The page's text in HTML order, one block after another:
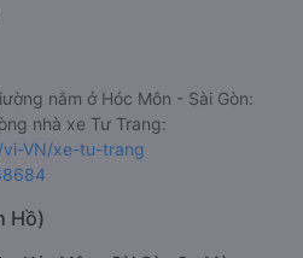
nằm ở Hóc Môn - Sài Gòn:
nhà xe Tư Trang:
VN/xe-tu-trang
Hồ)